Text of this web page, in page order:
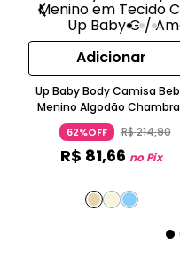
Adicionar
Up Baby Body Camisa
Menino Algodão
Manga Longa Amarelo
62%OFF R$214,90
R$ 81,66 no Pix